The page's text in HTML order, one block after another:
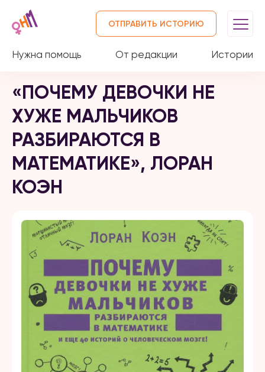
Нужна помощь От редакции Истории
ОТПРАВИТЬ ИСТОРИЮ
«ПОЧЕМУ ДЕВОЧКИ НЕ
ХУЖЕ МАЛЬЧИКОВ
РАЗБИРАЮТСЯ В
МАТЕМАТИКЕ», ЛОРАН
КОЭН